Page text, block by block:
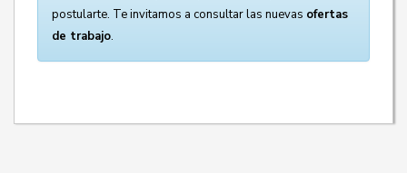
postularte. Te invitamos a consultar las nuevas ofertas
de trabajo.